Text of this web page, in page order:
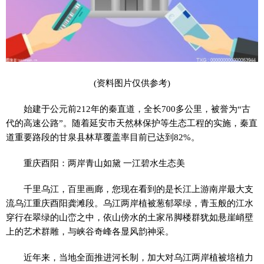
(资料图片仅供参考)
始建于公元前212年的秦直道，全长700多公里，被誉为“古
代的高速公路”。随着延安市天然林保护等生态工程的实施，秦直
道重要路段的甘泉县林草覆盖率目前已达到82%。
重庆酉阳：两岸青山如黛 一江碧水生态美
千里乌江，百里画廊，您现在看到的是长江上游南岸最大支
流乌江重庆酉阳龚滩段。乌江两岸植被葱郁翠绿，青玉般的江水
穿行在翠绿的山峦之中，依山傍水的土家吊脚楼群犹如悬崖峭壁
上的艺术群雕，与峡谷奇峰各显风韵神采。
近年来，当地全面推进河长制，加大对乌江两岸植被培植力